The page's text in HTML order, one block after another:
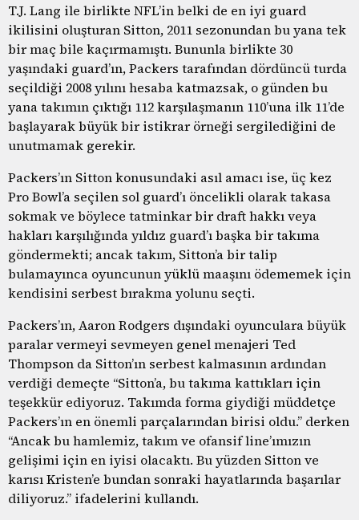
T.J. Lang ile birlikte NFL’in belki de en iyi guard
ikilisini oluşturan Sitton, 2011 sezonundan bu yana tek
bir maç bile kaçırmamıştı. Bununla birlikte 30
yaşındaki guard’ın, Packers tarafından dördüncü turda
seçildiği 2008 yılını hesaba katmazsak, o günden bu
yana takımın çıktığı 112 karşılaşmanın 110’una ilk 11’de
başlayarak büyük bir istikrar örneği sergilediğini de
unutmamak gerekir.
Packers’ın Sitton konusundaki asıl amacı ise, üç kez
Pro Bowl’a seçilen sol guard’ı öncelikli olarak takasa
sokmak ve böylece tatminkar bir draft hakkı veya
hakları karşılığında yıldız guard’ı başka bir takıma
göndermekti; ancak takım, Sitton’a bir talip
bulamayınca oyuncunun yüklü maaşını ödememek için
kendisini serbest bırakma yolunu seçti.
Packers’ın, Aaron Rodgers dışındaki oyunculara büyük
paralar vermeyi sevmeyen genel menajeri Ted
Thompson da Sitton’ın serbest kalmasının ardından
verdiği demeçte “Sitton’a, bu takıma kattıkları için
teşekkür ediyoruz. Takımda forma giydiği müddetçe
Packers’ın en önemli parçalarından birisi oldu.” derken
“Ancak bu hamlemiz, takım ve ofansif line’ımızın
gelişimi için en iyisi olacaktı. Bu yüzden Sitton ve
karısı Kristen’e bundan sonraki hayatlarında başarılar
diliyoruz.” ifadelerini kullandı.